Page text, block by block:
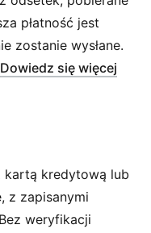
płatność jest
zostanie wysłane.
Dowiedz się więcej
kartą kredytową lub
z zapisanymi
weryfikacji